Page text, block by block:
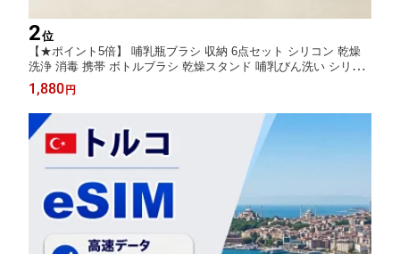
2位
【★ポイント5倍】 哺乳瓶ブラシ 収納 6点セット シリコン 乾燥
洗浄 消毒 携帯 ボトルブラシ 乾燥スタンド 哺乳びん洗い シリコ
ンブラシ 洗浄セット 乳首ブラシ 持ち運び コンパクト 省スペース
お手入れ 便利 ケース入り ブラシ ストローブラシ 哺乳瓶グッズ
出産準備
1,880 円